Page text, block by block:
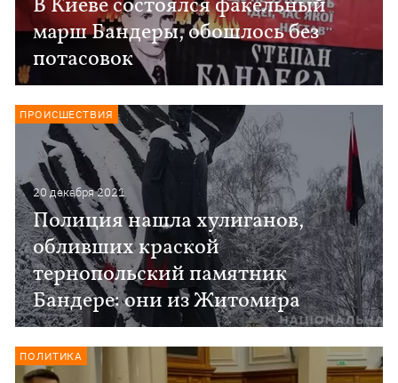
В Киеве состоялся факельный
марш Бандеры, обошлось без
потасовок
20 декабря 2021
Полиция нашла хулиганов,
обливших краской
тернопольский памятник
Бандере: они из Житомира
ПРОИСШЕСТВИЯ
ПОЛИТИКА